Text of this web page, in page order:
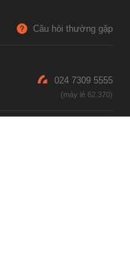
Câu hỏi thường gặp
024 7309 5555